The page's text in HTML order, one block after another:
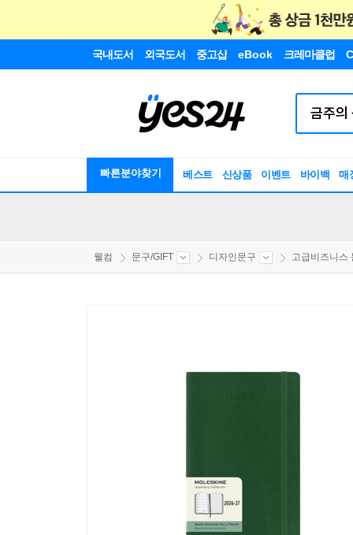
국내도서 외국도서 중고샵 eBook 크레마클럽
빠른분야찾기 베스트 신상품 이벤트 바이백 매
웰컴 문구/GIFT 디자인문구 고급비즈니스